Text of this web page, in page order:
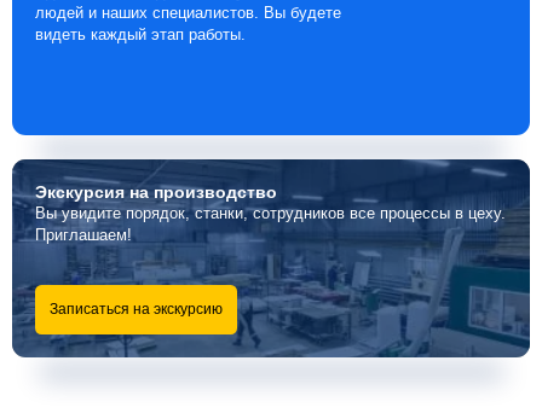
людей и наших специалистов. Вы будете
видеть каждый этап работы.
Экскурсияна производство
Вы увидите порядок, станки, сотрудников все процессы в цеху.
Приглашаем!
Записаться на экскурсию